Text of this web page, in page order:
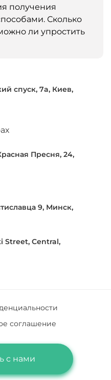
получения
Сколько
ли упростить
спуск, 7a, Киев,
Пресня, 24,
9, Минск,
Street, Central,
соглашение
19:00
с нами